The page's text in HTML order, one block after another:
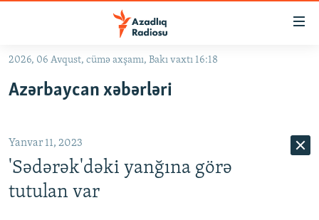
Əsas
qayıt
qayıt
Axtarışa
2026, 06 Avqust, cümə axşamı, Bakı vaxtı 16:18
Azərbaycan xəbərləri
Yanvar 11, 2023
'Sədərək'dəki yanğına görə
tutulan var